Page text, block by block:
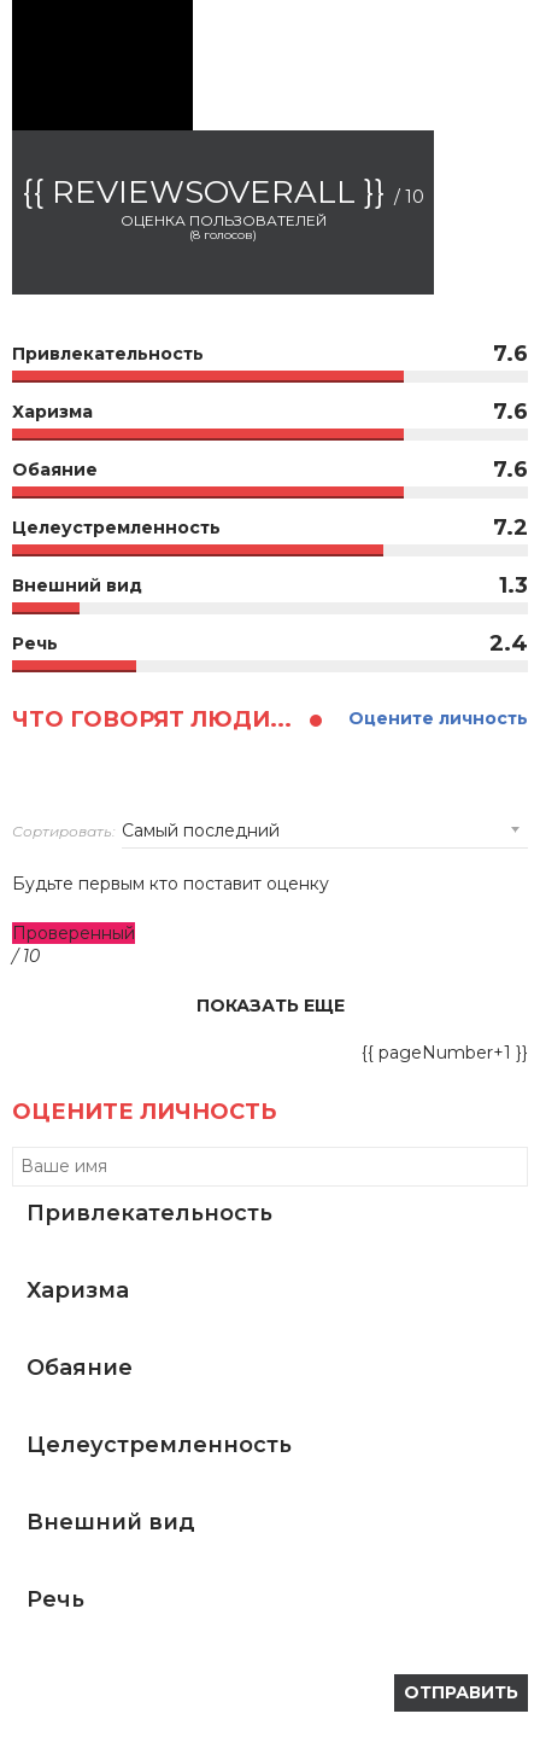
{{ REVIEWSOVERALL }} / 10
ОЦЕНКА ПОЛЬЗОВАТЕЛЕЙ
(8 голосов)
Привлекательность 7.6
Харизма 7.6
Обаяние 7.6
Целеустремленность 7.2
Внешний вид 1.3
Речь 2.4
ЧТО ГОВОРЯТ ЛЮДИ... Оцените личность
Сортировать:
Будьте первым кто поставит оценку
Проверенный
/ 10
ПОКАЗАТЬ ЕЩЕ
{{ pageNumber+1 }}
ОЦЕНИТЕ ЛИЧНОСТЬ
Привлекательность
Харизма
Обаяние
Целеустремленность
Внешний вид
Речь